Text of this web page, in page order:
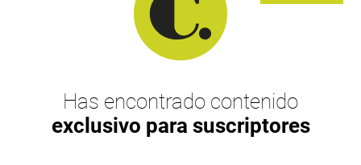
Has encontrado contenido
exclusivo para suscriptores